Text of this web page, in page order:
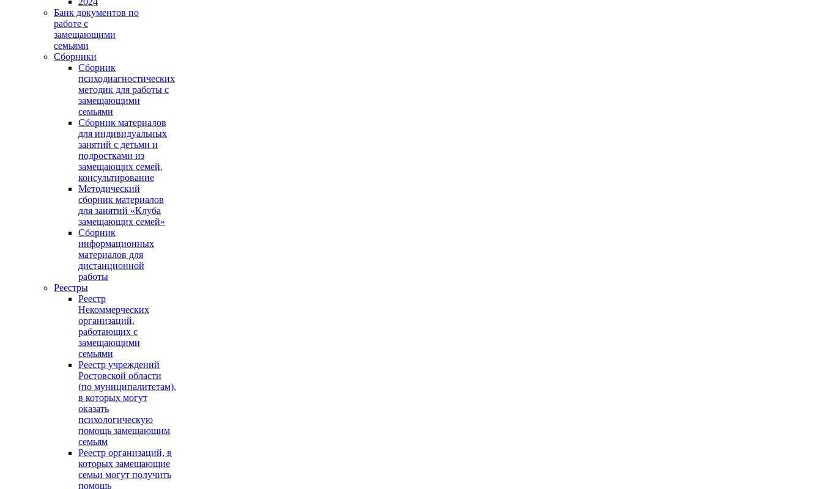
Банк документов по
работе с
замещающими
семьями
Сборники
Сборник
психодиагностических
методик для работы с
замещающими
семьями
Сборник материалов
для индивидуальных
занятий с детьми и
подростками из
замещающих семей,
консультирование
Методический
сборник материалов
для занятий «Клуба
замещающих семей»
Сборник
информационных
материалов для
дистанционной
работы
Реестры
Реестр
Некоммерческих
организаций,
работающих с
замещающими
семьями
Реестр учреждений
Ростовской области
(по муниципалитетам),
в которых могут
оказать
психологическую
помощь замещающим
семьям
Реестр организаций, в
которых замещающие
семьи могут получить
помощь